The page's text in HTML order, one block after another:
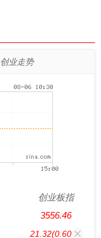
创业走势
创业板指
3556.46
21.32(0.60%)